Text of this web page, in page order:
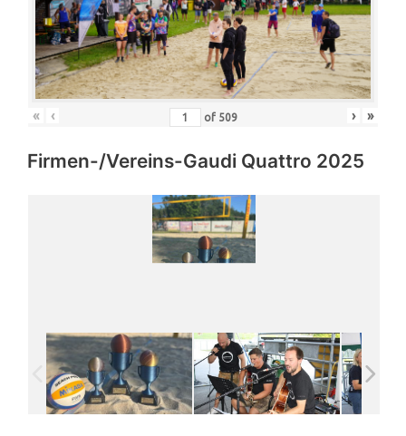
« ‹ of 509 › »
Firmen-/Vereins-Gaudi Quattro 2025